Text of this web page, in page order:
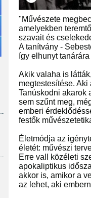
"Művészete
amelyekben
szavait és
A tanítvány -
így elhunyt
Akik valaha is
megtestesítése.
Tanúskodni akarok
sem szűnt meg,
emberi
festők
Életmódja az
életét: művészi
Erre vall közéleti
apokaliptikus
akkor is, amikor a
az lehet, aki